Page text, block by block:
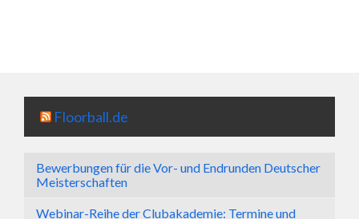
Floorball.de
Bewerbungen für die Vor- und Endrunden Deutscher
Meisterschaften
Webinar-Reihe der Clubakademie: Termine und